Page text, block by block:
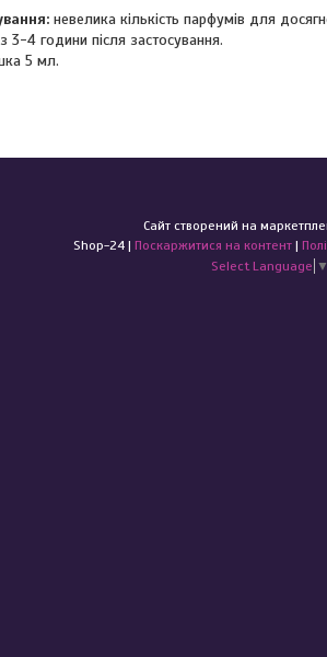
невелика кількість парфумів для
3-4 години після застосування.
5 мл.
Сайт створений на
Shop-24 | Поскаржитися на контент |
Select Language ▼